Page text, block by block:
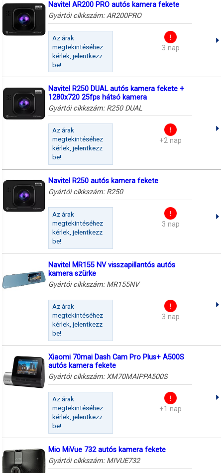
Navitel AR200 PRO autós kamera fekete
Gyártói cikkszám:AR200PRO
Az árak
megtekintéséhez
kérlek, jelentkezz
be!
3 nap
Navitel R250 DUAL autós kamera fekete +
1280x720 25fps hátsó kamera
Gyártói cikkszám: R250 DUAL
Az árak
megtekintéséhez
kérlek, jelentkezz
be!
+2 nap
Navitel R250 autós kamera fekete
Gyártói cikkszám: R250
Az árak
megtekintéséhez
kérlek, jelentkezz
be!
3 nap
Navitel MR155 NV visszapillantós autós
kamera szürke
Gyártói cikkszám: MR155NV
Az árak
megtekintéséhez
kérlek, jelentkezz
be!
3 nap
Xiaomi 70mai Dash Cam Pro Plus+ A500S
autós kamera fekete
Gyártói cikkszám:XM70MAIPPA500S
Az árak
megtekintéséhez
kérlek, jelentkezz
be!
+1 nap
Mio MiVue 732 autós kamera fekete
Gyártói cikkszám: MIVUE732